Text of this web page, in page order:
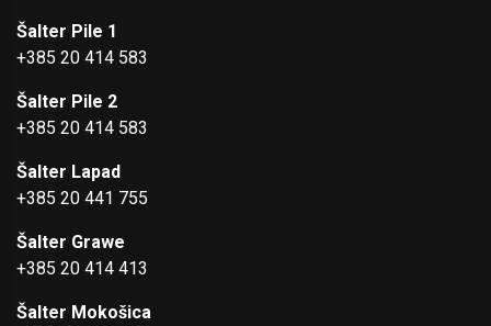
Šalter Pile 1
+385 20 414 583
Šalter Pile 2
+385 20 414 583
Šalter Lapad
+385 20 441 755
Šalter Grawe
+385 20 414 413
Šalter Mokošica